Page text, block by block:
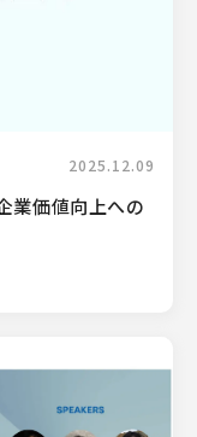
2025.12.09
業価値向上への